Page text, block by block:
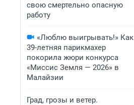
свою смертельно опасную
работу
«Люблю выигрывать!» Как
39-летняя парикмахер
покорила жюри конкурса
«Миссис Земля — 2026» в
Малайзии
Град, грозы и ветер.